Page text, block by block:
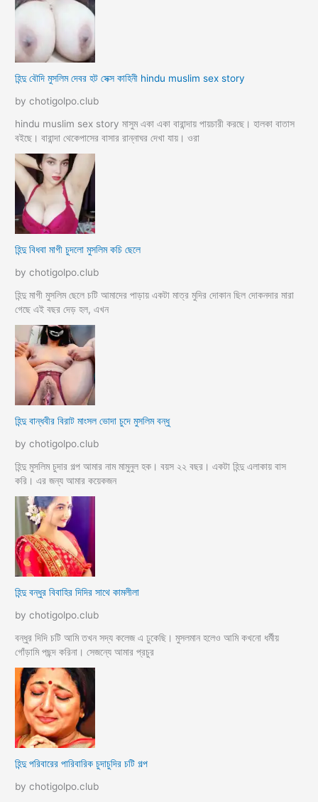
হিন্দু বৌদি মুসলিম দেবর হট সেক্স কাহিনী hindu muslim sex story
by chotigolpo.club
hindu muslim sex story মাসুম একা একা বারান্দায় পায়চারী করছে। হালকা বাতাস
বইছে। বারান্দা থেকেপাসের বাসার রান্নাঘর দেখা যায়। ওরা
হিন্দু বিধবা মাগী চুদলো মুসলিম কচি ছেলে
by chotigolpo.club
হিন্দু মাগী মুসলিম ছেলে চটি আমাদের পাড়ায় একটা মাত্র মুদির দোকান ছিল দোকনদার মারা
গেছে এই বছর দেড় হল, এখন
হিন্দু বান্ধবীর বিরাট মাংসল ভোদা চুদে মুসলিম বন্ধু
by chotigolpo.club
হিন্দু মুসলিম চুদার গল্প আমার নাম মামুনুল হক। বয়স ২২ বছর। একটা হিন্দু এলাকায় বাস
করি। এর জন্য আমার কয়েকজন
হিন্দু বন্ধুর বিবাহির দিদির সাথে কামলীলা
by chotigolpo.club
বন্ধুর দিদি চটি আমি তখন সদ্য কলেজ এ ঢুকেছি। মুসলমান হলেও আমি কখনো ধর্মীয়
গোঁড়ামি পছন্দ করিনা। সেজন্যে আমার প্রচুর
হিন্দু পরিবারের পারিবারিক চুদাচুদির চটি গল্প
by chotigolpo.club